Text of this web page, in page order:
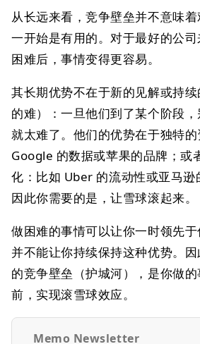
从长远来看，竞争壁垒并不意味
一开始是有用的。对于最好的公
困难后，事情变得更容易。
其长期优势不在于新的见解或持
的难）：一旦他们到了某个阶段
就太难了。他们的优势在于独特
Google 的数据或苹果的品牌；或
化：比如 Uber 的流动性或亚马逊
因此你需要的是，让雪球滚起来。
做困难的事情可以让你一时领先
并不能让你持续保持这种优势。
的竞争壁垒（护城河），是你做
前，实现滚雪球效应。
Memo Newsletter